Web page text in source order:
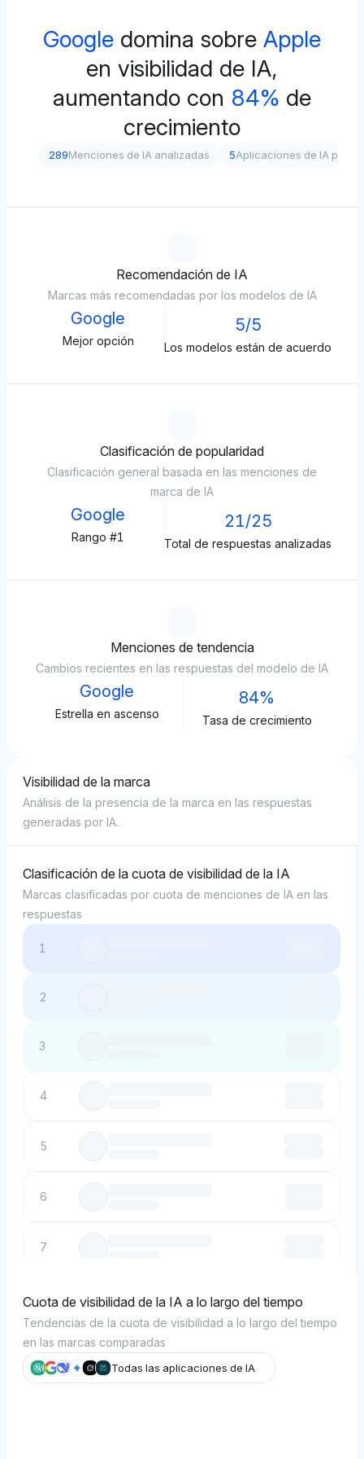
Google domina sobre Apple
en visibilidad de IA,
aumentando con 84% de
crecimiento
289Menciones de IA analizadas 5Aplicaciones de IA
Recomendación de IA
Marcas más recomendadas por los modelos de IA
Google
Mejor opción
5/5
Los modelos están de acuerdo
Clasificación de popularidad
Clasificación general basada en las menciones de
marca de IA
Google
Rango #1
21/25
Total de respuestas analizadas
Menciones de tendencia
Cambios recientes en las respuestas del modelo de IA
Google
Estrella en ascenso
84%
Tasa de crecimiento
Visibilidad de la marca
Análisis de la presencia de la marca en las respuestas
generadas por IA.
Clasificación de la cuota de visibilidad de la IA
Marcas clasificadas por cuota de menciones de IA en las
respuestas
1
2
3
4
5
6
7
8
9
Cuota de visibilidad de la IA a lo largo del tiempo
Tendencias de la cuota de visibilidad a lo largo del tiempo
en las marcas comparadas
Todas las aplicaciones de IA